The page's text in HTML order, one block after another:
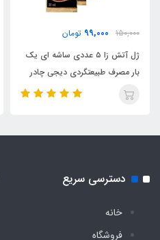
150,000
99,000 تومان
ژل آتش زا ۵ عددی ساشه ای یک
بار مصرف طبیعتگردی دیجی چادر
دسترسی سریع
خانه
فروشگاه